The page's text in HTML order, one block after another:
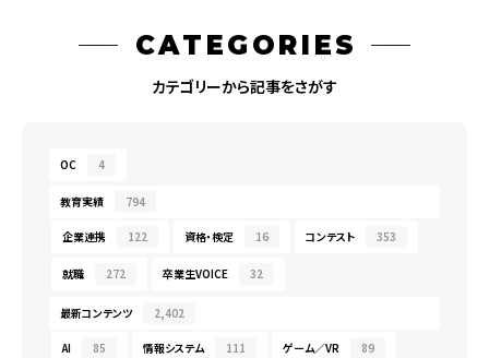
CATEGORIES
カテゴリーから記事をさがす
OC 4
教育実績 794
企業連携 122 資格・検定 16 コンテスト 353
就職 272 卒業生VOICE 32
最新コンテンツ 2,402
AI 85 情報システム 111 ゲーム／VR 89